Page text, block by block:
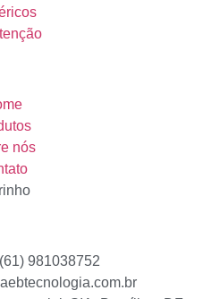
nós
981038752